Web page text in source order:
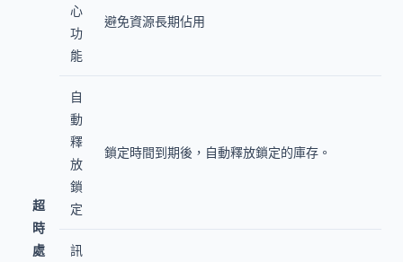
超
時
處
心
功
能
避免資源長期佔用
自
動
釋
放
鎖
定
鎖定時間到期後，自動釋放鎖定的庫存。
訊